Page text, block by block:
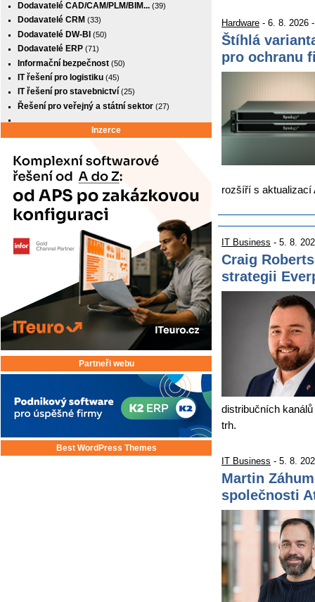
Dodavatelé CAD/CAM/PLM/BIM... (39)
Dodavatelé CRM (33)
Dodavatelé DW-BI (50)
Dodavatelé ERP (71)
Informační bezpečnost (50)
IT řešení pro logistiku (45)
IT řešení pro stavebnictví (25)
Řešení pro veřejný a státní sektor (27)
Inzerce
Partneři webu
Best WordPress Themes
Hardware - 6. 8. 2026
Štíhlá
pro ochranu
rozšíří s
IT Business - 5. 8.
Craig
strategii
distribučních
trh.
IT Business - 5. 8.
Martin
společnosti